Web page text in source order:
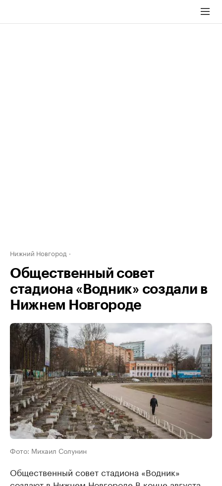
Нижний Новгород
Общественный совет
стадиона «Водник» создали в
Нижнем Новгороде
Фото: Михаил Солунин
Общественный совет стадиона «Водник»